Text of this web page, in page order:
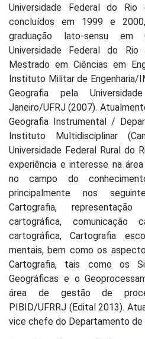
Universidade Federal do Rio
concluídos em 1999 e
graduação lato-sensu em
Universidade Federal do Rio
Mestrado em Ciências em
Instituto Militar de Engenharia/
Geografia pela
Janeiro/UFRJ (2007).
Geografia Instrumental /
Instituto Multidisciplinar
Universidade Federal Rural do
experiência e interesse na
no campo do
principalmente nos
Cartografia, representação
cartográfica, comunicação
cartográfica, Cartografia
mentais, bem como os
Cartografia, tais como os
Geográficas e o
área de gestão de
PIBID/UFRRJ (Edital 2013).
vice chefe do Departamento de